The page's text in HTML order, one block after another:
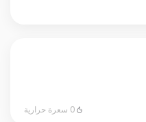
0 سعرة حرارية